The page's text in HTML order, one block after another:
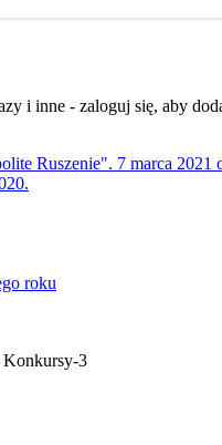
i inne - zaloguj się, aby
Ruszenie". 7 marca
roku
Konkursy-3